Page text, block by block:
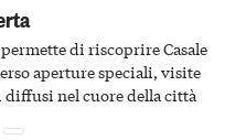
di riscoprire Casale
aperture speciali, visite
diffusi nel cuore della città